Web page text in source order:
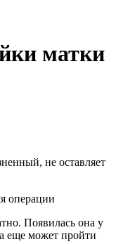
матки
не оставляет
операции
Появилась она у
еще может пройти